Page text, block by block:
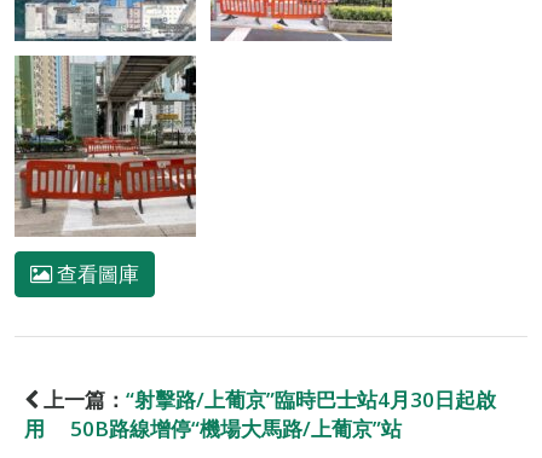
查看圖庫
上一篇： “射擊路/上葡京”臨時巴士站4月30日起啟
用 50B路線增停“機場大馬路/上葡京”站